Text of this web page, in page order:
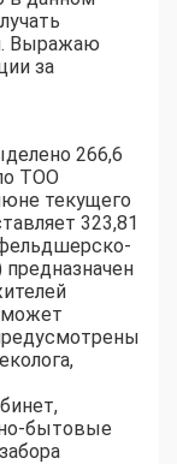
Выражаю
за
266,6
ТОО
текущего
323,81
может
бытовые